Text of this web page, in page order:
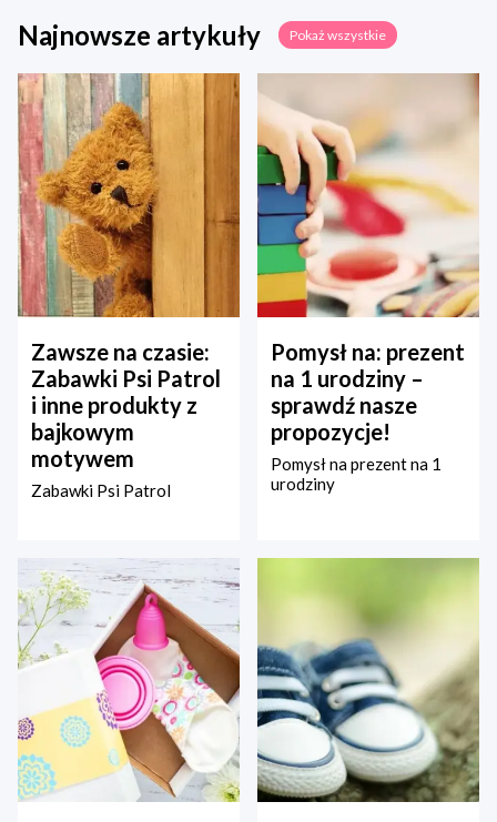
Najnowsze artykuły Pokaż wszystkie
Zawsze na czasie:
Zabawki Psi Patrol
i inne produkty z
bajkowym
motywem
Zabawki Psi Patrol
Pomysł na: prezent
na 1 urodziny –
sprawdź nasze
propozycje!
Pomysł na prezent na 1
urodziny